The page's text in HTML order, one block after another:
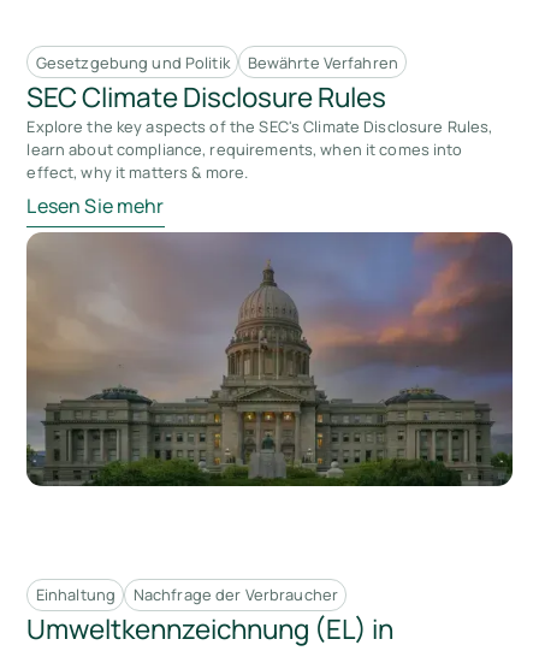
Gesetzgebung und Politik Bewährte Verfahren
SEC Climate Disclosure Rules
Explore the key aspects of the SEC's Climate Disclosure Rules,
learn about compliance, requirements, when it comes into
effect, why it matters & more.
Lesen Sie mehr
Einhaltung Nachfrage der Verbraucher
Umweltkennzeichnung (EL) in